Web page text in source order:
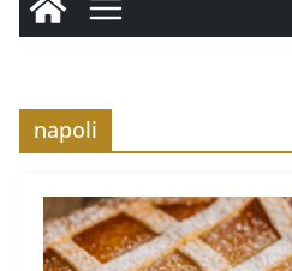
napoli